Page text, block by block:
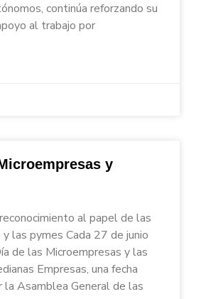
continúa reforzando su
al trabajo por
y
al papel de las
las pymes Cada 27 de junio
de las Microempresas y las
Empresas, una fecha
la Asamblea General de las